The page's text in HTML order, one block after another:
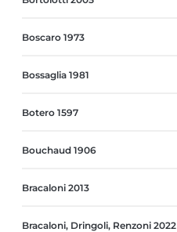
Boscaro 1973
Bossaglia 1981
Botero 1597
Bouchaud 1906
Bracaloni 2013
Bracaloni, Dringoli, Renzoni 2022